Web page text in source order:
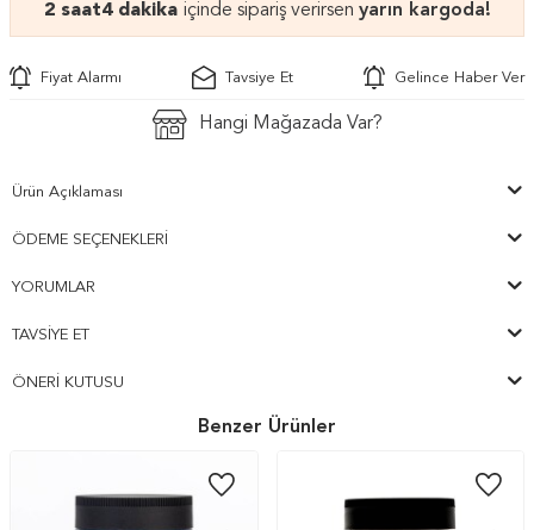
2 saat4 dakika içinde sipariş verirsen yarın kargoda!
Fiyat Alarmı Tavsiye Et Gelince Haber Ver
Hangi Mağazada Var?
Ürün Açıklaması
ÖDEME SEÇENEKLERI
YORUMLAR
TAVSIYE ET
ÖNERI KUTUSU
Benzer Ürünler